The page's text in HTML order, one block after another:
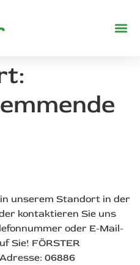
unserem Standort in der
kontaktieren Sie uns
oder E-Mail-
Sie! FÖRSTER
06886